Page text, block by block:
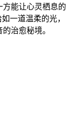
能让心灵栖息的
一道温柔的光，
治愈秘境。